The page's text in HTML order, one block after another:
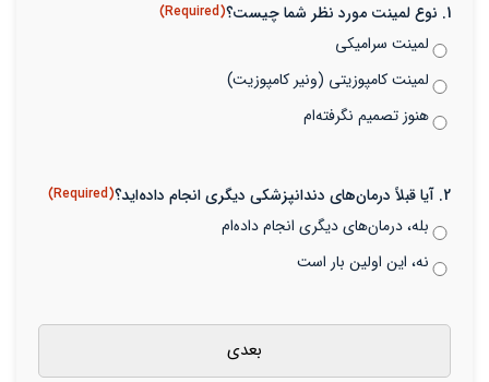
1. نوع لمینت مورد نظر شما چیست؟ (Required)
لمینت سرامیکی
لمینت کامپوزیتی (ونیر کامپوزیت)
هنوز تصمیم نگرفته‌ام
2. آیا قبلاً درمان‌های دندانپزشکی دیگری انجام داده‌اید؟ (Required)
بله، درمان‌های دیگری انجام داده‌ام
نه، این اولین بار است